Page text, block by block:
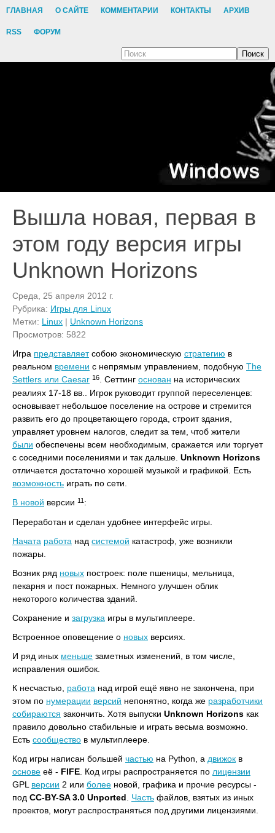
ГЛАВНАЯ О САЙТЕ КОММЕНТАРИИ КОНТАКТЫ АРХИВ
RSS ФОРУМ
Поиск
Вышла новая, первая в
этом году версия игры
Unknown Horizons
Среда, 25 апреля 2012 г.
Рубрика: Игры для Linux
Метки: Linux | Unknown Horizons
Просмотров: 5822
Игра представляетсобою экономическую стратегию в
реальном времени с непрямым управлением, подобную The
Settlers или Caesar 16 . Сеттинг основан на исторических
реалиях 17-18 вв.. Игрок руководит группой переселенцев:
основывает небольшое поселение на острове и стремится
развить его до процветающего города, строит здания,
управляет уровнем налогов, следит за тем, чтоб жители
были обеспечены всем необходимым, сражается или торгует
с соседними поселениями и так дальше. Unknown Horizons
отличается достаточно хорошей музыкой и графикой. Есть
возможность играть по сети.
В новой версии 11 :
Переработан и сделан удобнее интерфейс игры.
Начата работа над системой катастроф, уже возникли
пожары.
Возник ряд новых построек: поле пшеницы, мельница,
пекарня и пост пожарных. Немного улучшен облик
некоторого количества зданий.
Сохранение и загрузка игры в мультиплеере.
Встроенное оповещение о новых версиях.
И ряд иных меньше заметных изменений, в том числе,
исправления ошибок.
К несчастью, работа над игрой ещё явно не закончена, при
этом по нумерации версий непонятно, когда же разработчики
собираются закончить. Хотя выпуски Unknown Horizons как
правило довольно стабильные и играть весьма возможно.
Есть сообщество в мультиплеере.
Код игры написан большей частью на Python, а движок в
основе её - FIFE . Код игры распространяется по лицензии
GPL версии 2 или более новой, графика и прочие ресурсы -
под CC-BY-SA 3.0 Unported Часть файлов, взятых из иных
проектов, могут распространяться под другими лицензиями.